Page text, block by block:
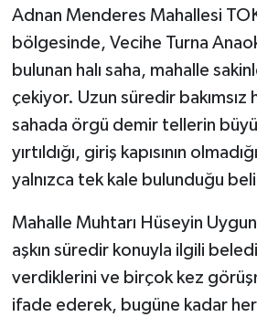
Adnan Menderes Mahallesi
bölgesinde, Vecihe Turna
bulunan halı saha, mahalle
çekiyor. Uzun süredir bakımsız
sahada örgü demir tellerin
yırtıldığı, giriş kapısının
yalnızca tek kale bulunduğu
Mahalle Muhtarı Hüseyin Uygun,
aşkın süredir konuyla ilgili
verdiklerini ve birçok kez
ifade ederek, bugüne kadar